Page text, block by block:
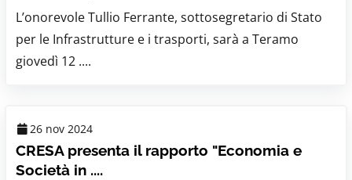
L’onorevole Tullio Ferrante, sottosegretario di Stato
per le Infrastrutture e i trasporti, sarà a Teramo
giovedì 12 ....
26 nov 2024
CRESA presenta il rapporto "Economia e
Società in ....